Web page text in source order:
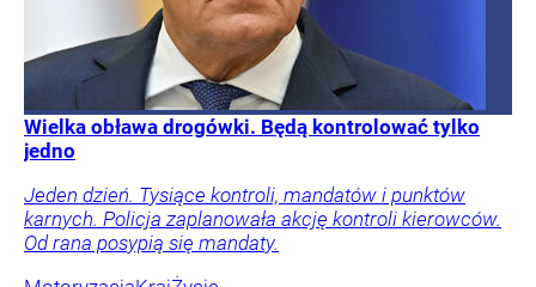
Wielka obława drogówki. Będą kontrolować tylko
jedno
Jeden dzień. Tysiące kontroli, mandatów i punktów
karnych. Policja zaplanowała akcję kontroli kierowców.
Od rana posypią się mandaty.